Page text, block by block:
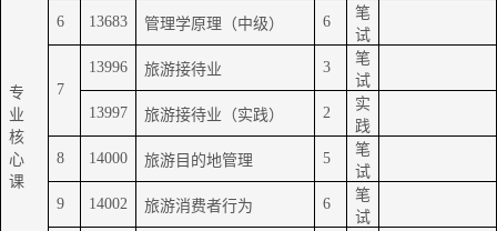
专
业
核
心
课
6
13683 管理学原理（中级） 6
笔
试
7
13996 旅游接待业 3
笔
试
13997
旅游接待业（实践） 2
实
践
8
14000 旅游目的地管理 5
笔
试
9
14002 旅游消费者行为 6
笔
试